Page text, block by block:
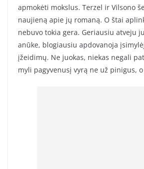
apmokėti mokslus. Terzel ir Vilsono
naujieną apie jų romaną. O štai
nebuvo tokia gera. Geriausiu atveju
anūke, blogiausiu apdovanoja
įžeidimų. Ne juokas, niekas negali
myli pagyvenusį vyrą ne už pinigus,